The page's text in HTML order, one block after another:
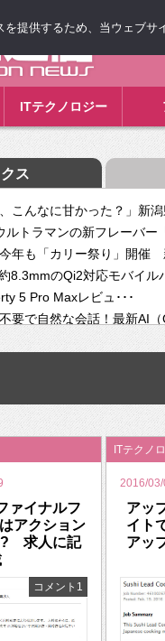
ITテクノロジー
クス
こんなに甘かった？」新
ルトラマンの新フレーバー
年も「カリー祭り」開催
8.3mmのQi2対応モバイル
5 Pro Maxレビュ･･･
要で自然な会話！最新AI
と生産性】VITURE Luma
AIで突破。ジャストシステ
インは「自分で作って、
ァイナルフ
アクション
求人に記
コメント1
ITテクノ
2016/
アッ
イト
アッ
を提供するため、当ウェブ